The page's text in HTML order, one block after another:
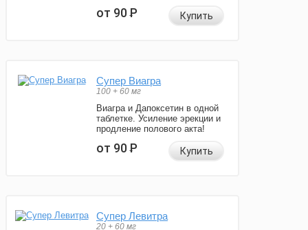
от 90Р Купить
Супер Виагра
100 + 60 мг
Виагра и Дапоксетин в одной
таблетке. Усиление эрекции и
продление полового акта!
от 90Р Купить
Супер Левитра
20 + 60 мг